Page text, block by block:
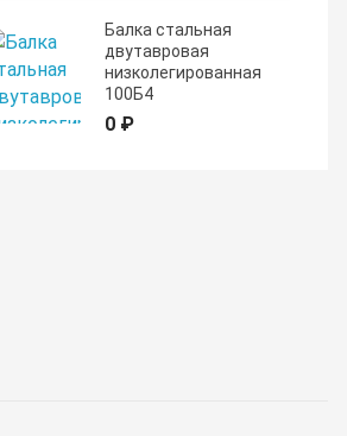
Балка стальная
двутавровая
низколегированная
100Б4
0 ₽